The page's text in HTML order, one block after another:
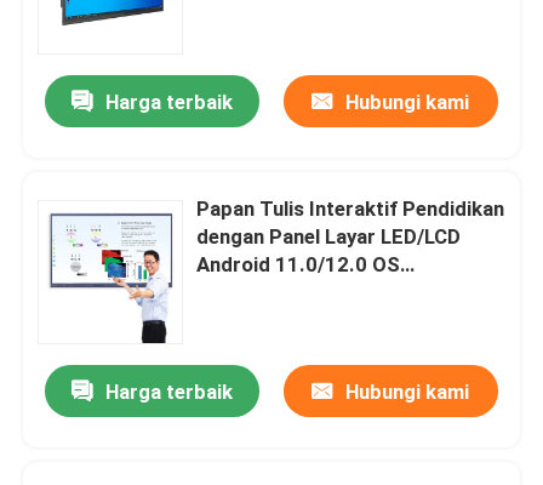
Harga terbaik Hubungi kami
Papan Tulis Interaktif Pendidikan
dengan Panel Layar LED/LCD
Android 11.0/12.0 OS
Harga terbaik Hubungi kami